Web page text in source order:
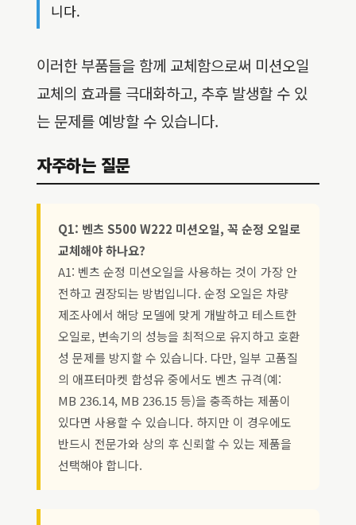
니다.
이러한 부품들을 함께 교체함으로써 미션오일
교체의 효과를 극대화하고, 추후 발생할 수 있
는 문제를 예방할 수 있습니다.
자주하는 질문
Q1: 벤츠 S500 W222 미션오일, 꼭 순정 오일로
교체해야 하나요?
A1: 벤츠 순정 미션오일을 사용하는 것이 가장 안
전하고 권장되는 방법입니다. 순정 오일은 차량
제조사에서 해당 모델에 맞게 개발하고 테스트한
오일로, 변속기의 성능을 최적으로 유지하고 호환
성 문제를 방지할 수 있습니다. 다만, 일부 고품질
의 애프터마켓 합성유 중에서도 벤츠 규격(예:
MB 236.14, MB 236.15 등)을 충족하는 제품이
있다면 사용할 수 있습니다. 하지만 이 경우에도
반드시 전문가와 상의 후 신뢰할 수 있는 제품을
선택해야 합니다.